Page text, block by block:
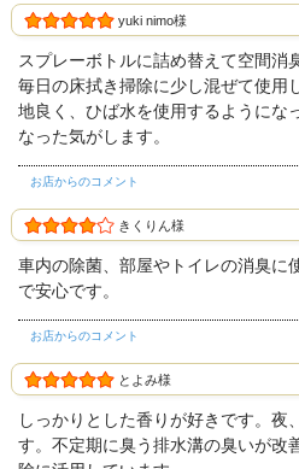
yuki nimo様
スプレーボトルに詰め替えて空間消
毎日の床拭き掃除に少し混ぜて使用
地良く、ひば水を使用するようにな
なった気がします。
お店からのコメント
きくりん様
車内の除菌、部屋やトイレの消臭に
で安心です。
お店からのコメント
とよみ様
しっかりとした香りが好きです。夜
す。不定期に臭う排水溝の臭いが改